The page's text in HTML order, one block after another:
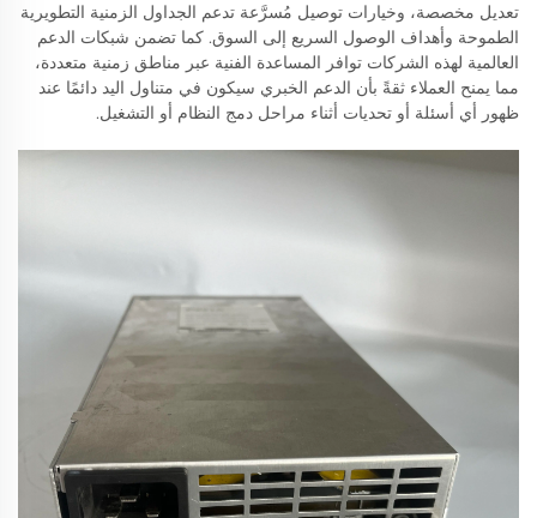
تعديل مخصصة، وخيارات توصيل مُسرَّعة تدعم الجداول الزمنية التطويرية
الطموحة وأهداف الوصول السريع إلى السوق. كما تضمن شبكات الدعم
العالمية لهذه الشركات توافر المساعدة الفنية عبر مناطق زمنية متعددة،
مما يمنح العملاء ثقةً بأن الدعم الخبري سيكون في متناول اليد دائمًا عند
ظهور أي أسئلة أو تحديات أثناء مراحل دمج النظام أو التشغيل.